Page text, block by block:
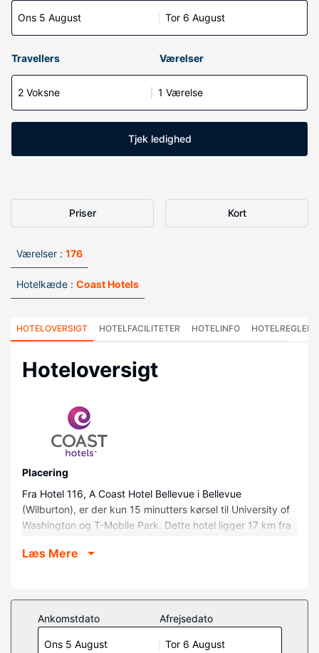
Ons 5 August Tor 6 August
Travellers Værelser
2 Voksne 1 Værelse
Tjek ledighed
Priser Kort
Værelser : 176
Hotelkæde : Coast Hotels
HOTELOVERSIGT HOTELFACILITETER HOTELINFO HOTELREGLER
Hoteloversigt
Placering
Fra Hotel 116, A Coast Hotel Bellevue i Bellevue
(Wilburton), er der kun 15 minutters kørsel til University of
Washington og T-Mobile Park. Dette hotel ligger 17 km fra
Værelser
værelser, der indeholder køleskab og smart-tv. Med gratis
Wi-Fi kan du altid komme på nettet, og kabelkanaler
sørger for underholdningen. Værelset har et privat
badeværelse med en kombination af bruser/badekar samt
Læs Mere
Ankomstdato
Ons 5 August
Afrejsedato
Tor 6 August